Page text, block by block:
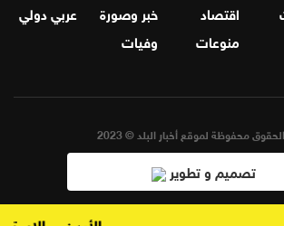
اقتصاد خبر وصورة
عربي دولي
منوعات وفيات
محفوظة لموقع أخبار البلد © 2023
تصميم و تطوير